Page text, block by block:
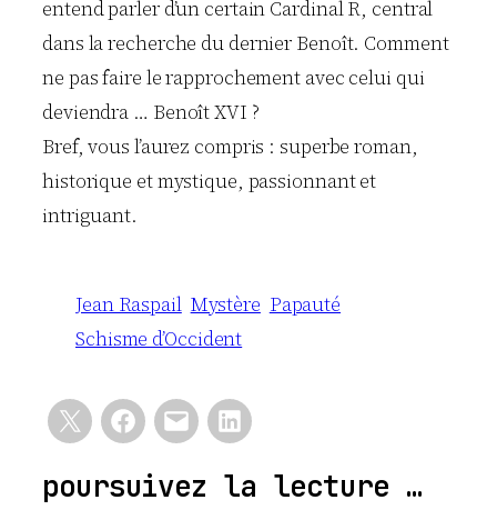
entend parler d’un certain Cardinal R, central
dans la recherche du dernier Benoît. Comment
ne pas faire le rapprochement avec celui qui
deviendra … Benoît XVI ?
Bref, vous l’aurez compris : superbe roman,
historique et mystique, passionnant et
intriguant.
Jean Raspail Mystère Papauté
Schisme d’Occident
poursuivez la lecture …